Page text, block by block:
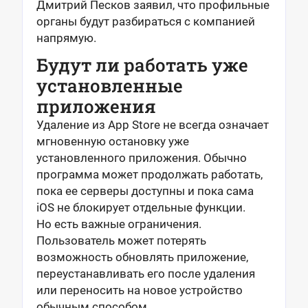
Дмитрий Песков заявил, что профильные
органы будут разбираться с компанией
напрямую.
Будут ли работать уже
установленные
приложения
Удаление из App Store не всегда означает
мгновенную остановку уже
установленного приложения. Обычно
программа может продолжать работать,
пока ее серверы доступны и пока сама
iOS не блокирует отдельные функции.
Но есть важные ограничения.
Пользователь может потерять
возможность обновлять приложение,
переустанавливать его после удаления
или переносить на новое устройство